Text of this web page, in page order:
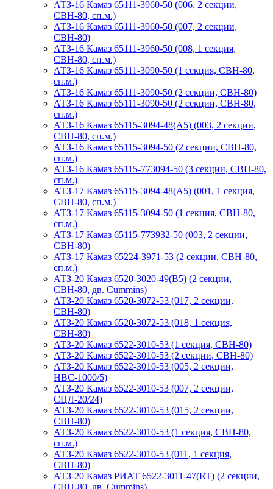
АТЗ-16 Камаз 65111-3960-50 (006, 2 секции,
СВН-80, сп.м.)
АТЗ-16 Камаз 65111-3960-50 (007, 2 секции,
СВН-80)
АТЗ-16 Камаз 65111-3960-50 (008, 1 секция,
СВН-80, сп.м.)
АТЗ-16 Камаз 65111-3090-50 (1 секция, СВН-80,
сп.м.)
АТЗ-16 Камаз 65111-3090-50 (2 секции, СВН-80)
АТЗ-16 Камаз 65111-3090-50 (2 секции, СВН-80,
сп.м.)
АТЗ-16 Камаз 65115-3094-48(A5) (003, 2 секции,
СВН-80, сп.м.)
АТЗ-16 Камаз 65115-3094-50 (2 секции, СВН-80,
сп.м.)
АТЗ-16 Камаз 65115-773094-50 (3 секции, СВН-80,
сп.м.)
АТЗ-17 Камаз 65115-3094-48(A5) (001, 1 секция,
СВН-80, сп.м.)
АТЗ-17 Камаз 65115-3094-50 (1 секция, СВН-80,
сп.м.)
АТЗ-17 Камаз 65115-773932-50 (003, 2 секции,
СВН-80)
АТЗ-17 Камаз 65224-3971-53 (2 секции, СВН-80,
сп.м.)
АТЗ-20 Камаз 6520-3020-49(B5) (2 секции,
СВН-80, дв. Cummins)
АТЗ-20 Камаз 6520-3072-53 (017, 2 секции,
СВН-80)
АТЗ-20 Камаз 6520-3072-53 (018, 1 секция,
СВН-80)
АТЗ-20 Камаз 6522-3010-53 (1 секция, СВН-80)
АТЗ-20 Камаз 6522-3010-53 (2 секции, СВН-80)
АТЗ-20 Камаз 6522-3010-53 (005, 2 секции,
НВС-1000/5)
АТЗ-20 Камаз 6522-3010-53 (007, 2 секции,
СЦЛ-20/24)
АТЗ-20 Камаз 6522-3010-53 (015, 2 секции,
СВН-80)
АТЗ-20 Камаз 6522-3010-53 (1 секция, СВН-80,
сп.м.)
АТЗ-20 Камаз 6522-3010-53 (011, 1 секция,
СВН-80)
АТЗ-20 Камаз РИАТ 6522-3011-47(RT) (2 секции,
СВН-80, дв. Cummins)